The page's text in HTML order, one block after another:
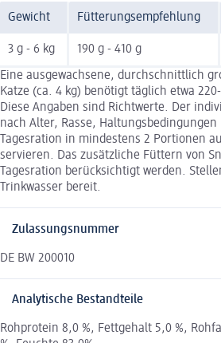
Gewicht Fütterungsempfehlung
3 g - 6 kg 190 g - 410 g
Eine ausgewachsene, durchschnittlich
Katze (ca. 4 kg) benötigt täglich etwa
Diese Angaben sind Richtwerte. Der
nach Alter, Rasse,
Tagesration in mindestens 2 Portionen
servieren. Das zusätzliche Füttern von
Tagesration berücksichtigt werden.
Trinkwasser bereit.
Zulassungsnummer
DE BW 200010
Analytische Bestandteile
Rohprotein 8,0 %, Fettgehalt 5,0 %,